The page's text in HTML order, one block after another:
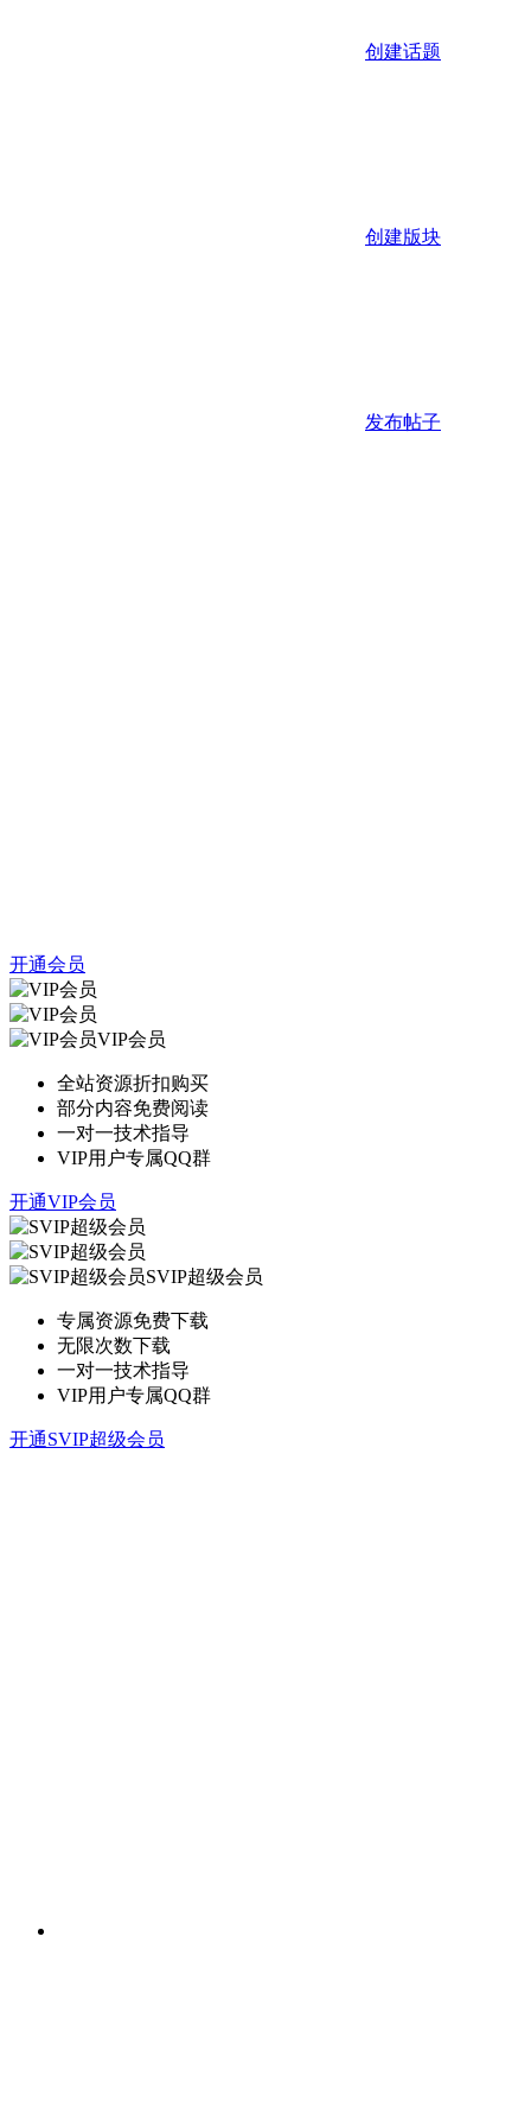
创建话题
创建版块
发布帖子
开通会员
VIP会员
全站资源折扣购买
部分内容免费阅读
一对一技术指导
VIP用户专属QQ群
开通VIP会员
SVIP超级会员
专属资源免费下载
无限次数下载
一对一技术指导
VIP用户专属QQ群
开通SVIP超级会员